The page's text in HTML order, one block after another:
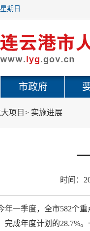
期日
市政府
项目> 实施进展
时间：
年一季度，全市582个
完成年度计划的28.7%